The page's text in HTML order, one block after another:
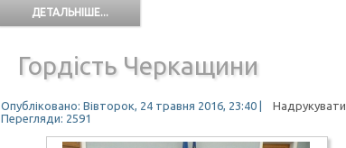
ДЕТАЛЬНІШЕ...
Гордість Черкащини
Опубліковано: Вівторок, 24 травня 2016, 23:40 Надрукувати
Перегляди: 2591